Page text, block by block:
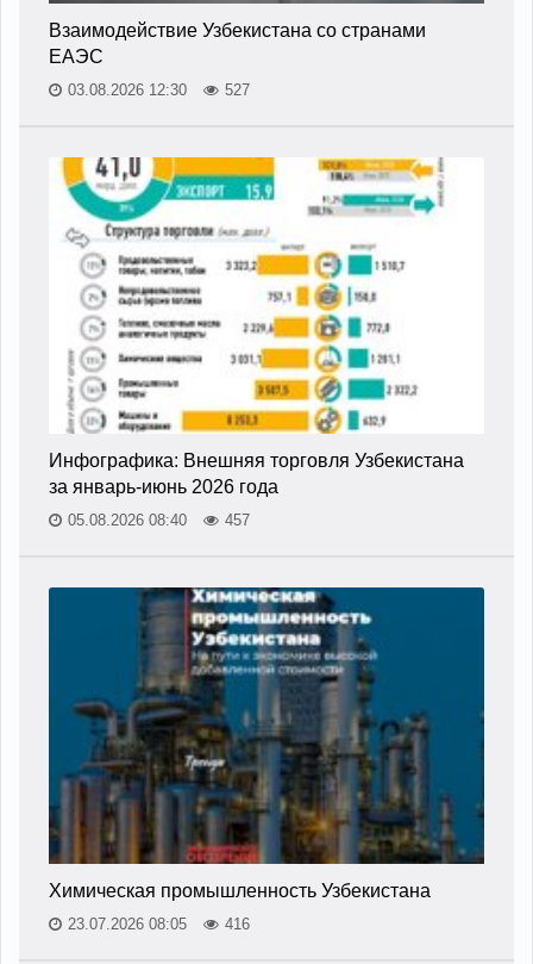
Взаимодействие Узбекистана со странами
ЕАЭС
03.08.2026 12:30 527
Инфографика: Внешняя торговля Узбекистана
за январь-июнь 2026 года
05.08.2026 08:40 457
Химическая промышленность Узбекистана
23.07.2026 08:05 416